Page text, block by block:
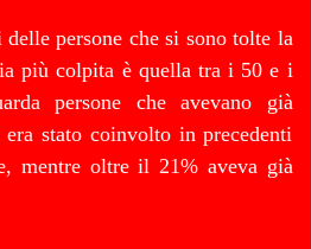
persone che si sono tolte la
più colpita è quella tra i 50 e i
persone che avevano già
stato coinvolto in precedenti
mentre oltre il 21% aveva già